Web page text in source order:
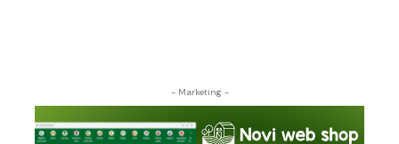
- Marketing -